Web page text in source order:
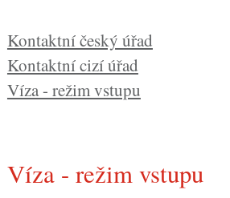
Kontaktní český úřad
Kontaktní cizí úřad
Víza - režim vstupu
Víza - režim vstupu